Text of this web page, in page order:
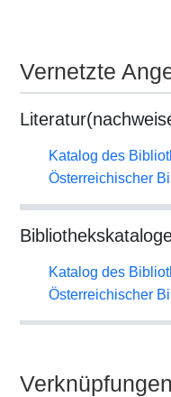
Vernetzte
Katalog des
Österreichischer
Katalog des
Österreichischer
Verknüpfungen